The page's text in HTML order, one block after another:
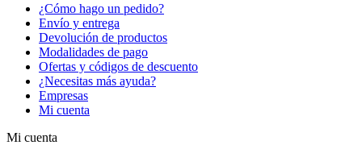
¿Cómo hago un pedido?
Envío y entrega
Devolución de productos
Modalidades de pago
Ofertas y códigos de descuento
¿Necesitas más ayuda?
Empresas
Mi cuenta
Mi cuenta